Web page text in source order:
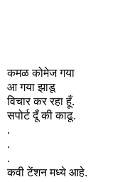
कमळ कोमेज गया
आ गया झाडू
विचार कर रहा हूँ.
सपोर्ट दूँ की काढू.
.
.
.
कवी टेंशन मध्ये आहे.